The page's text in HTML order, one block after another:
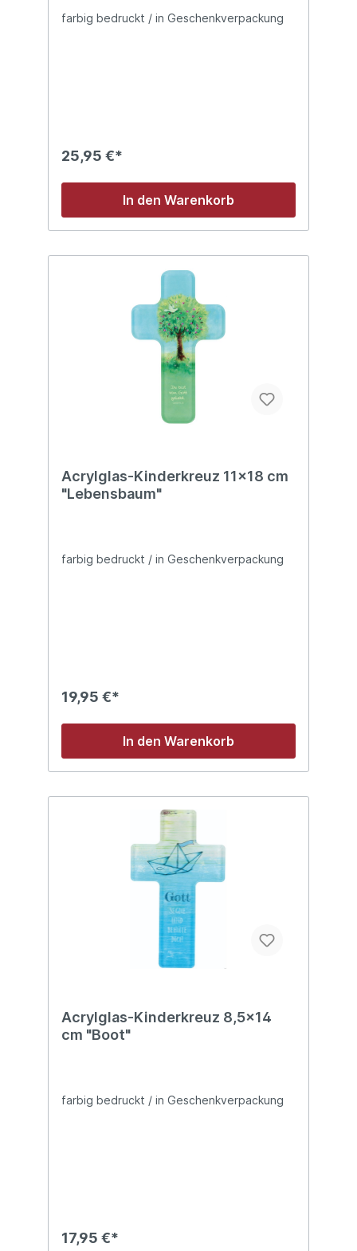
farbig bedruckt / in Geschenkverpackung
25,95 €*
In den Warenkorb
Acrylglas-Kinderkreuz 11x18 cm
"Lebensbaum"
farbig bedruckt / in Geschenkverpackung
19,95 €*
In den Warenkorb
Acrylglas-Kinderkreuz 8,5x14
cm "Boot"
farbig bedruckt / in Geschenkverpackung
17,95 €*